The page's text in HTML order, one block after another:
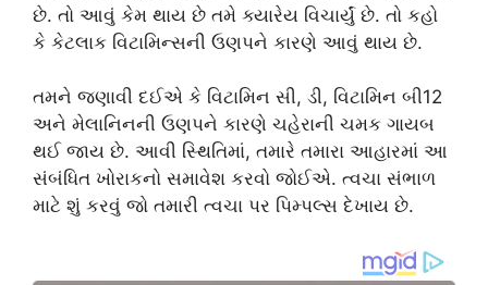
છે. તો આવું કેમ થાય છે તમે ક્યારેય વિચાર્યું છે. તો કહો
કે કેટલાક વિટામિન્સની ઉણપને કારણે આવું થાય છે.
તમને જણાવી દઈએ કે વિટામિન સી, ડી, વિટામિન બી12
અને મેલાનિનની ઉણપને કારણે ચહેરાની ચમક ગાયબ
થઈ જાય છે. આવી સ્થિતિમાં, તમારે તમારા આહારમાં આ
સંબંધિત ખોરાકનો સમાવેશ કરવો જોઈએ. ત્વચા સંભાળ
માટે શું કરવું જો તમારી ત્વચા પર પિમ્પલ્સ દેખાય છે.